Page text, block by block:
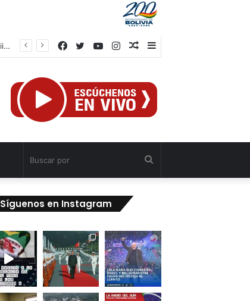
IV Asamblea Continental de Alba Movimientos define en Cuba agenda de lucha antiimperialista
Barra
Publicación
azar
Instagram
YouTube
Twitter
Facebook
Síguenos en Instagram